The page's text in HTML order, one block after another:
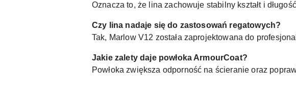
Oznacza to, że lina zachowuje stabilny kształt i
Czy lina nadaje się do zastosowań regatowych?
Tak, Marlow V12 została zaprojektowana do
Jakie zalety daje powłoka ArmourCoat?
Powłoka zwiększa odporność na ścieranie oraz